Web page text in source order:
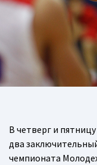
В четверг и
два
чемпионата